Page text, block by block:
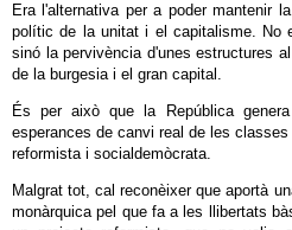
Era l'alternativa per a poder mantenir
polític de la unitat i el capitalisme. No
sinó la pervivència d'unes estructures
de la burgesia i el gran capital.
És per això que la República
esperances de canvi real de les
reformista i socialdemòcrata.
Malgrat tot, cal reconèixer que aportà
monàrquica pel que fa a les llibertats